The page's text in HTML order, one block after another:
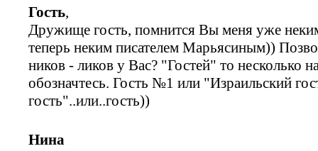
Гость,
Дружище гость, помнится Вы меня уже
теперь неким писателем Марьясиным))
ников - ликов у Вас? "Гостей" то несколько
обозначтесь. Гость №1 или "Израильский
гость"..или..гость))
Нина